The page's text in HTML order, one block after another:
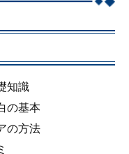
知識
の基本
の方法